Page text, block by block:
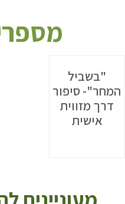
"בשביל
המחר"- סיפור
דרך מזווית
אישית